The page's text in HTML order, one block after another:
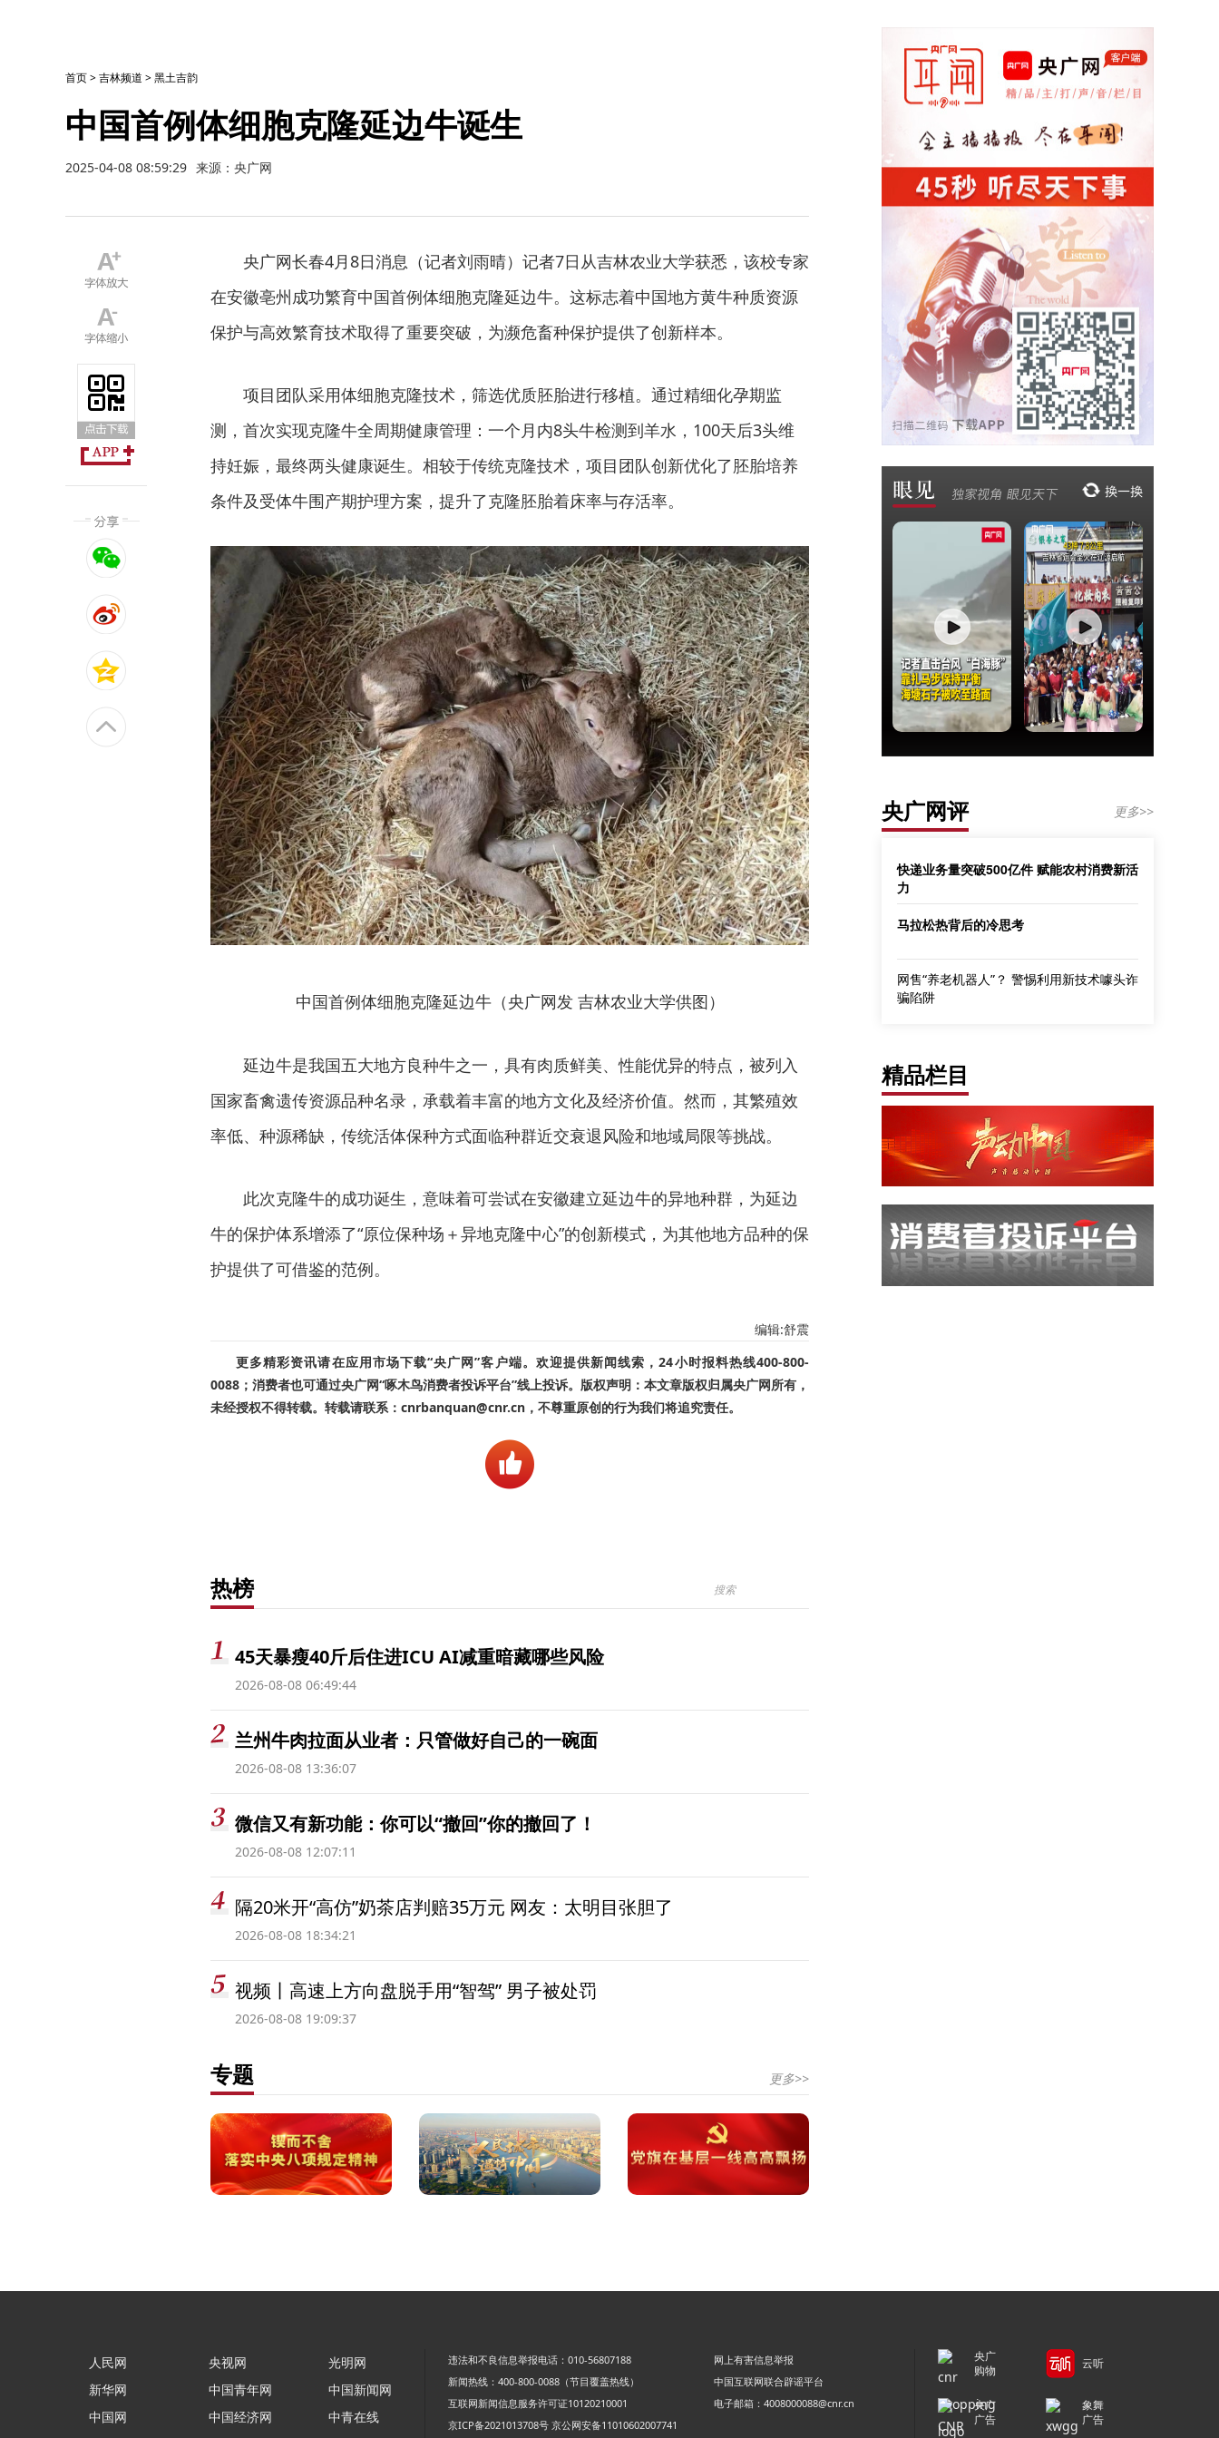
首页>吉林频道 >黑土吉韵
中国首例体细胞克隆延边牛诞生
2025-04-08 08:59:29 来源：央广网
央广网长春4月8日消息（记者刘雨晴）记者7日从吉林农业大学获悉，该校专家
在安徽亳州成功繁育中国首例体细胞克隆延边牛。这标志着中国地方黄牛种质资源
保护与高效繁育技术取得了重要突破，为濒危畜种保护提供了创新样本。
项目团队采用体细胞克隆技术，筛选优质胚胎进行移植。通过精细化孕期监
测，首次实现克隆牛全周期健康管理：一个月内8头牛检测到羊水，100天后3头维
持妊娠，最终两头健康诞生。相较于传统克隆技术，项目团队创新优化了胚胎培养
条件及受体牛围产期护理方案，提升了克隆胚胎着床率与存活率。
中国首例体细胞克隆延边牛（央广网发 吉林农业大学供图）
延边牛是我国五大地方良种牛之一，具有肉质鲜美、性能优异的特点，被列入
国家畜禽遗传资源品种名录，承载着丰富的地方文化及经济价值。然而，其繁殖效
率低、种源稀缺，传统活体保种方式面临种群近交衰退风险和地域局限等挑战。
此次克隆牛的成功诞生，意味着可尝试在安徽建立延边牛的异地种群，为延边
牛的保护体系增添了“原位保种场＋异地克隆中心”的创新模式，为其他地方品种的保
护提供了可借鉴的范例。
编辑:舒震
更多精彩资讯请在应用市场下载“央广网”客户端。欢迎提供新闻线索，24小时报料热线400-800-
0088；消费者也可通过央广网“啄木鸟消费者投诉平台”线上投诉。版权声明：本文章版权归属央广网所有，
未经授权不得转载。转载请联系：cnrbanquan@cnr.cn，不尊重原创的行为我们将追究责任。
热榜
45天暴瘦40斤后住进ICU AI减重暗藏哪些风险
2026-08-08 06:49:44
兰州牛肉拉面从业者：只管做好自己的一碗面
2026-08-08 13:36:07
微信又有新功能：你可以“撤回”你的撤回了！
2026-08-08 12:07:11
隔20米开“高仿”奶茶店判赔35万元 网友：太明目张胆了
2026-08-08 18:34:21
视频丨高速上方向盘脱手用“智驾” 男子被处罚
2026-08-08 19:09:37
专题 更多>>
央广网评 更多>>
快递业务量突破500亿件 赋能农村消费新活
力
马拉松热背后的冷思考
网售“养老机器人”？ 警惕利用新技术噱头诈
骗陷阱
精品栏目
人民网
新华网
中国网
央视网
中国青年网
中国经济网
光明网
中国新闻网
中青在线
违法和不良信息举报电话：010-56807188
网上有害信息举报
新闻热线：400-800-0088（节目覆盖热线）
中国互联网联合辟谣平台
互联网新闻信息服务许可证10120210001
电子邮箱：4008000088@cnr.cn
京ICP备2021013708号 京公网安备11010602007741
央广
购物
云听
央广
广告
象舞
广告